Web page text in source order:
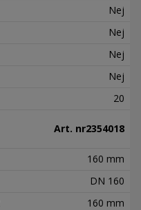
Nej
Nej
Nej
Nej
20
Art. nr2354018
160 mm
DN 160
160 mm